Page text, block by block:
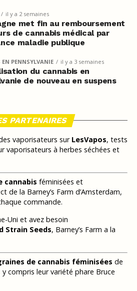
il y a 2 semaines
met fin au remboursement
de cannabis médical par
maladie publique
PENNSYLVANIE il y a 3 semaines
du cannabis en
de nouveau en suspens
PARTENAIRES
vaporisateurs sur LesVapos, tests
vaporisateurs à herbes séchées et
cannabis féminisées et
de la Barney’s Farm d’Amsterdam,
commande.
Uni et avez besoin
Strain Seeds, Barney’s Farm a la
de cannabis féminisées de
y compris leur variété phare Bruce